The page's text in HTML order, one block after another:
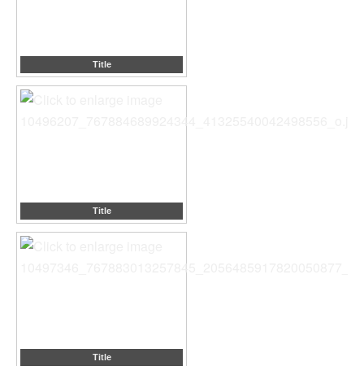
Title
Title
Title